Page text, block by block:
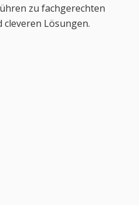
zu fachgerechten
Lösungen.